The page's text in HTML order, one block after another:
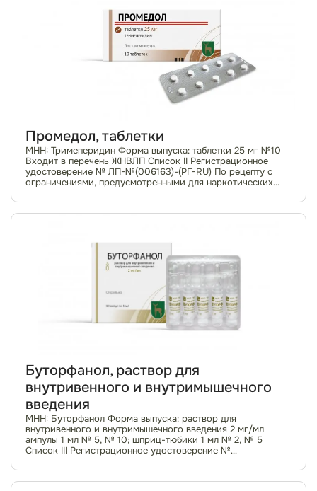
Промедол, таблетки
МНН: Тримеперидин Форма выпуска: таблетки 25 мг №10
Входит в перечень ЖНВЛП Список II Регистрационное
удостоверение № ЛП-№(006163)-(РГ-RU) По рецепту с
ограничениями, предусмотренными для наркотических
Буторфанол, раствор для
внутривенного и внутримышечного
введения
МНН: Буторфанол Форма выпуска: раствор для
внутривенного и внутримышечного введения 2 мг/мл
ампулы 1 мл № 5, № 10; шприц-тюбики 1 мл № 2, № 5
Список III Регистрационное удостоверение №
группа...